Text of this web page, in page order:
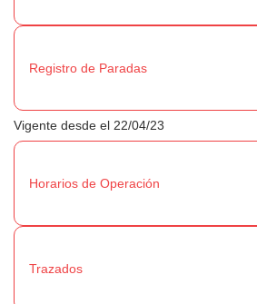
Registro de Paradas
Vigente desde el 22/04/23
Horarios de Operación
Trazados